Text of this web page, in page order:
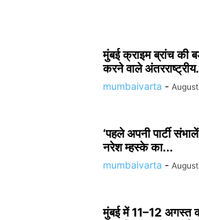
मुंबई क्राइम ब्रांच की
करने वाले
mumbaivarta -
‘पहले अपनी पार्टी
नरेश म्हस्के का...
mumbaivarta -
मुंबई में 11–12 अगस्त